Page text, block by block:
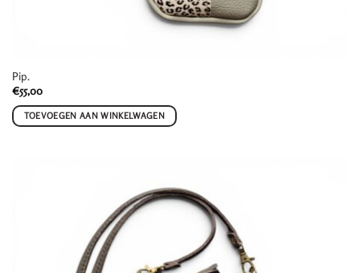
Pip.
€55,00
TOEVOEGEN AAN WINKELWAGEN